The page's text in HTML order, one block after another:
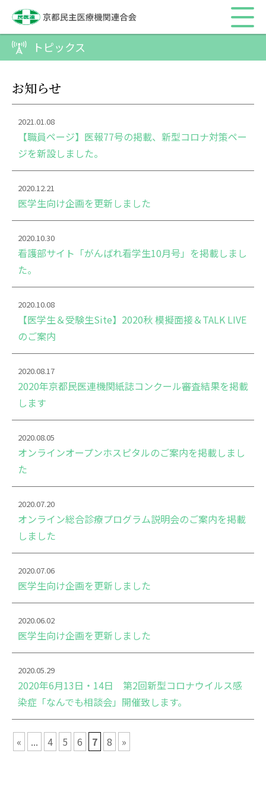
トピックス
お知らせ
2021.01.08
【職員ページ】医報77号の掲載、新型コロナ対策ペー
ジを新設しました。
2020.12.21
医学生向け企画を更新しました
2020.10.30
看護部サイト「がんばれ看学生10月号」を掲載しまし
た。
2020.10.08
【医学生＆受験生Site】2020秋 模擬面接＆TALK LIVE
のご案内
2020.08.17
2020年京都民医連機関紙誌コンクール審査結果を掲載
します
2020.08.05
オンラインオープンホスピタルのご案内を掲載しまし
た
2020.07.20
オンライン総合診療プログラム説明会のご案内を掲載
しました
2020.07.06
医学生向け企画を更新しました
2020.06.02
医学生向け企画を更新しました
2020.05.29
2020年6月13日・14日 第2回新型コロナウイルス感
染症「なんでも相談会」開催致します。
« ... 4 5 6 7 8 »